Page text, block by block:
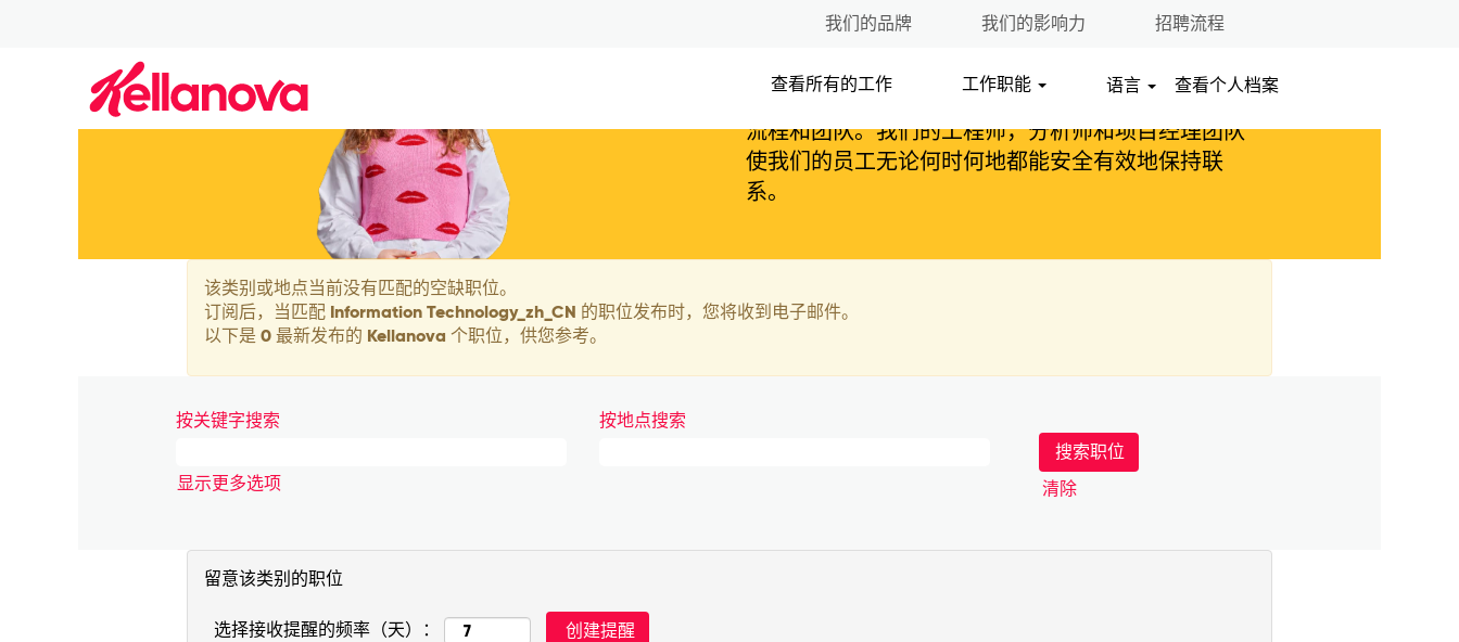
我们的品牌 我们的影响力 招聘流程
查看所有的工作 工作职能 语言 查看个人档案
信息技术
技术是我们日常生活的一部分，并在不断发展以改善
流程和团队。我们的工程师，分析师和项目经理团队
使我们的员工无论何时何地都能安全有效地保持联
系。
该类别或地点当前没有匹配的空缺职位。
订阅后，当匹配 Information Technology_zh_CN 的职位发布时，您将收到电子邮件。
以下是 0 最新发布的 Kellanova 个职位，供您参考。
按关键字搜索 按地点搜索
显示更多选项 清除
留意该类别的职位
选择接收提醒的频率（天）：